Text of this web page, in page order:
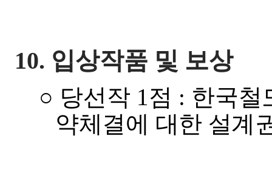
10. 입상작품 및 보상
○ 당선작 1점 : 한국철
약체결에 대한 설계